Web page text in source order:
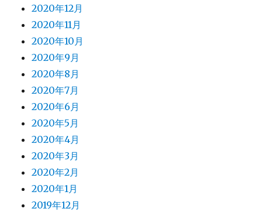
2020年12月
2020年11月
2020年10月
2020年9月
2020年8月
2020年7月
2020年6月
2020年5月
2020年4月
2020年3月
2020年2月
2020年1月
2019年12月